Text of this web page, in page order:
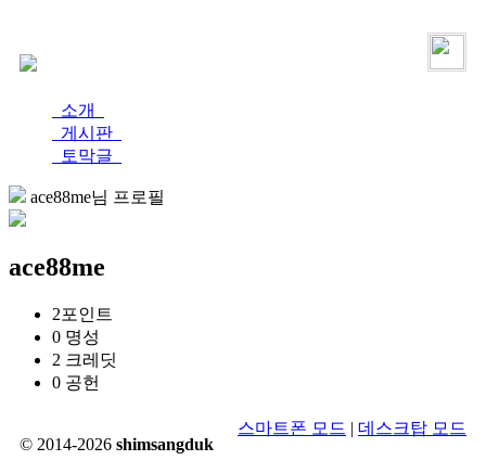
소개
게시판
토막글
ace88me님 프로필
ace88me
2포인트
0 명성
2 크레딧
0 공헌
© 2014-2026 shimsangduk
스마트폰 모드 | 데스크탑 모드